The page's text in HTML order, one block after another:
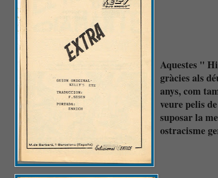
Aquestes "
gràcies als
anys, com
veure pelis
suposar la
ostracisme